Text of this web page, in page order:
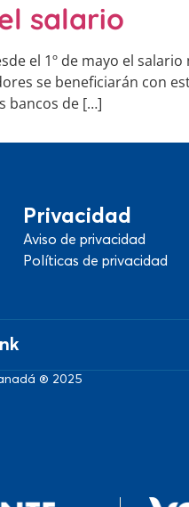
salario
el 1º de mayo el
se beneficiarán con
bancos de […]
Privacidad
Aviso de privacidad
Políticas de privacidad
® 2025